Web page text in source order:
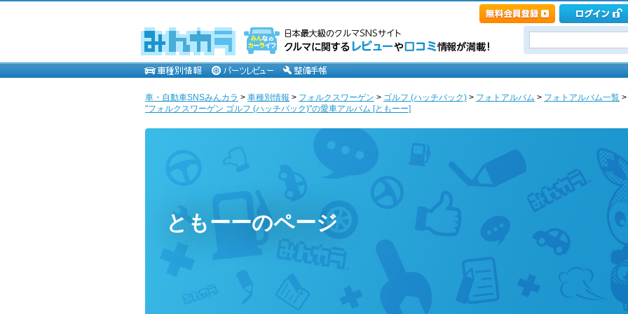
車・自動車SNSみんカラ > 車種別情報 > フォルクスワーゲン > ゴルフ (ハッチバック) > フォトアルバム > フォトアルバム一覧 >
"フォルクスワーゲン ゴルフ (ハッチバック)"の愛車アルバム [ともーー]
ともーーのページ